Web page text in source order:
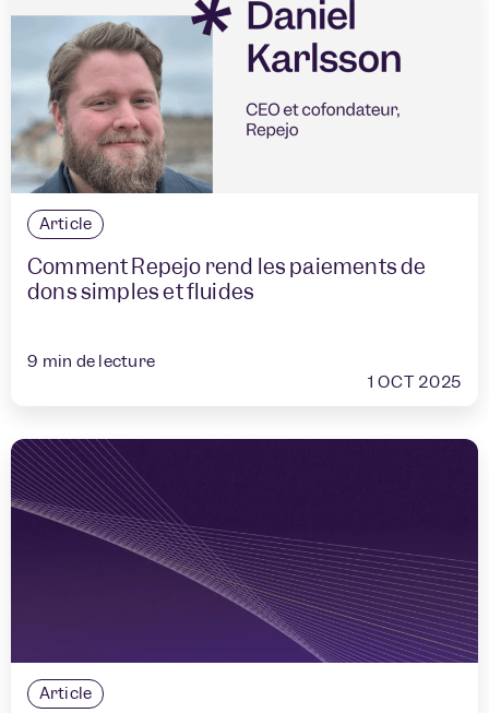
Article
Comment Repejo rend les paiements de
dons simples et fluides
9 min de lecture
1 OCT 2025
Article